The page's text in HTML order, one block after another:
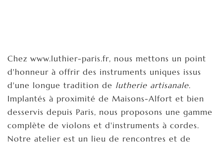
Chez www.luthier-paris.fr, nous mettons un point
d'honneur à offrir des instruments uniques issus
d'une longue tradition de lutherie artisanale.
Implantés à proximité de Maisons-Alfort et bien
desservis depuis Paris, nous proposons une gamme
complète de violons et d'instruments à cordes.
Notre atelier est un lieu de rencontres et de